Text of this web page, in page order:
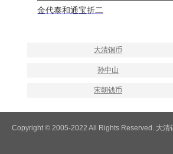
金代泰和通宝折二
大清铜币
孙中山
宋朝钱币
Copyright © 2005-2022 All Rights Reserved. 大